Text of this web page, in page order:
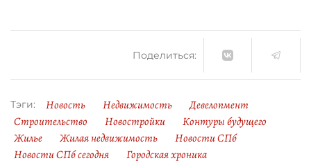
Поделиться:
Тэги: Новость Недвижимость
Девелопмент
Строительство
Новостройки
Контуры будущего
Жилье
Жилая недвижимость
Новости СПб
Новости СПб сегодня
Городская хроника